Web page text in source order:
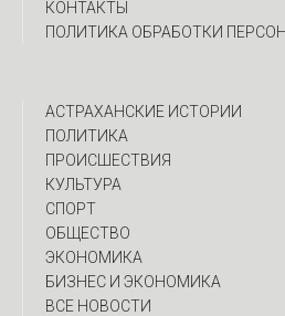
КОНТАКТЫ
ПОЛИТИКА ОБРАБОТКИ
АСТРАХАНСКИЕ ИСТОРИИ
ПОЛИТИКА
ПРОИСШЕСТВИЯ
КУЛЬТУРА
СПОРТ
ОБЩЕСТВО
ЭКОНОМИКА
БИЗНЕС И ЭКОНОМИКА
ВСЕ НОВОСТИ